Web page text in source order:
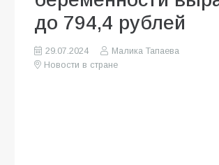
до 794,4 рублей
29.07.2024
Малика Тапаева
Новости в стране